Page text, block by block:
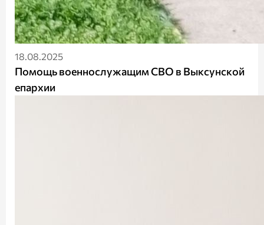
18.08.2025
Помощь военнослужащим СВО в Выксунской
епархии